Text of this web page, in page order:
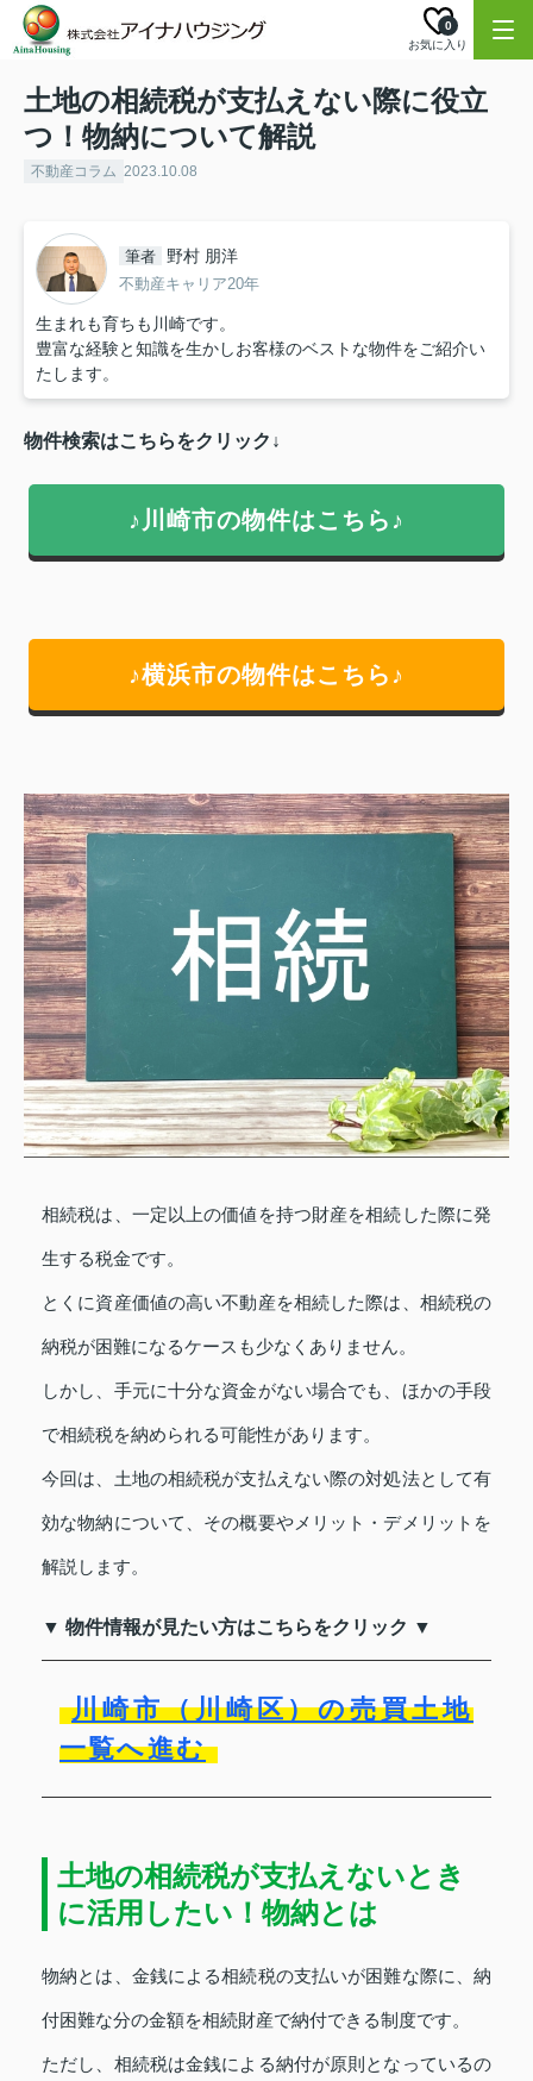
お気に入り
0
土地の相続税が支払えない際に役立
つ！物納について解説
不動産コラム 2023.10.08
筆者 野村 朋洋
不動産キャリア20年
生まれも育ちも川崎です。
豊富な経験と知識を生かしお客様のベストな物件をご紹介い
たします。
物件検索はこちらをクリック↓
♪川崎市の物件はこちら♪
♪横浜市の物件はこちら♪
相続税は、一定以上の価値を持つ財産を相続した際に発
生する税金です。
とくに資産価値の高い不動産を相続した際は、相続税の
納税が困難になるケースも少なくありません。
しかし、手元に十分な資金がない場合でも、ほかの手段
で相続税を納められる可能性があります。
今回は、土地の相続税が支払えない際の対処法として有
効な物納について、その概要やメリット・デメリットを
解説します。
▼ 物件情報が見たい方はこちらをクリック ▼
川崎市（川崎区）の売買土地
一覧へ進む
土地の相続税が支払えないとき
に活用したい！物納とは
物納とは、金銭による相続税の支払いが困難な際に、納
付困難な分の金額を相続財産で納付できる制度です。
ただし、相続税は金銭による納付が原則となっているの